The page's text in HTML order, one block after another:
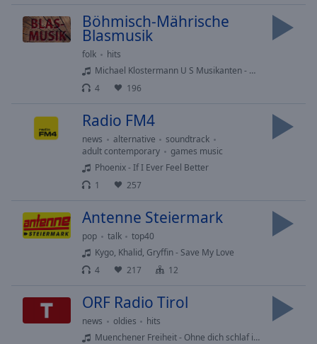
Opacity
Area
Background
Böhmisch-Mährische
Blasmusik
folk
hits
Michael Klostermann U S Musikanten - Was WÄr Ein Festzelt Ohne Blasmusik
4
196
Radio FM4
news alternative
soundtrack
adult contemporary
games music
Phoenix - If I Ever Feel Better
1
257
Antenne Steiermark
pop talk
top40
Kygo, Khalid, Gryffin - Save My Love
4
217 12
ORF Radio Tirol
news oldies
hits
Muenchener Freiheit - Ohne dich schlaf ich heut nacht nicht ein